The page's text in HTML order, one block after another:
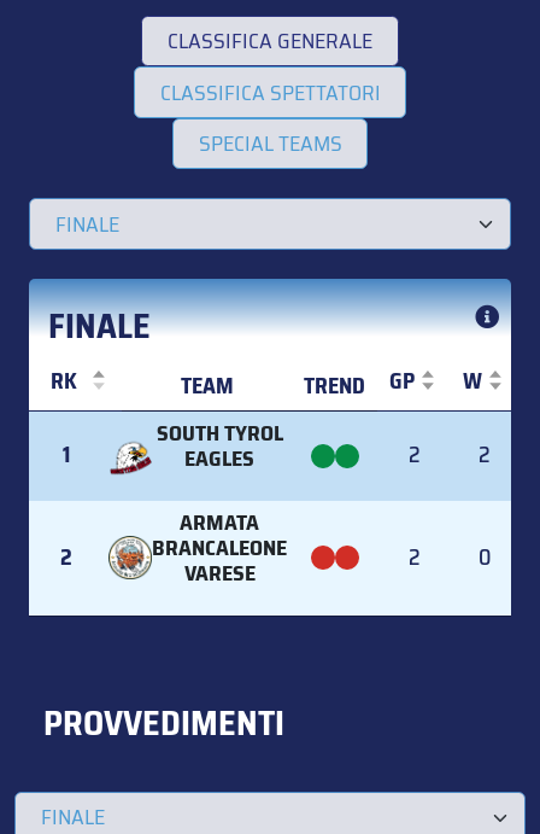
CLASSIFICA GENERALE
CLASSIFICA SPETTATORI
SPECIAL TEAMS
FINALE
RK TEAM TREND GP W
TEAM
1
SOUTH TYROL
EAGLES 2 2
2
ARMATA
BRANCALEONE
VARESE 2 0
PROVVEDIMENTI